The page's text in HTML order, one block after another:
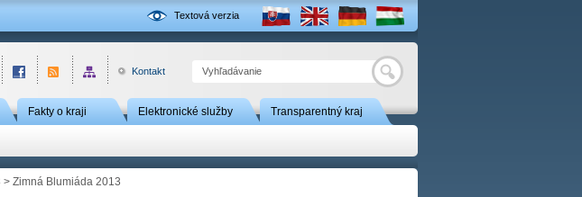
Textová verzia
Hľadať
Kontakt
Fakty o kraji Elektronické služby Transparentný kraj
> Zimná Blumiáda 2013